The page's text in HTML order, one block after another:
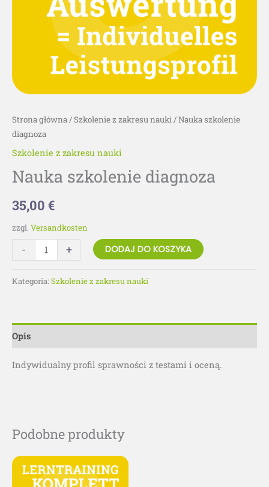
Strona główna /Szkolenie z zakresu nauki / Nauka szkolenie
diagnoza
Szkolenie z zakresu nauki
Nauka szkolenie diagnoza
35,00 €
zzgl. Versandkosten
- + DODAJ DO KOSZYKA
Kategoria: Szkolenie z zakresu nauki
Opis
Indywidualny profil sprawności z testami i oceną.
Podobne produkty
Ten
produkt